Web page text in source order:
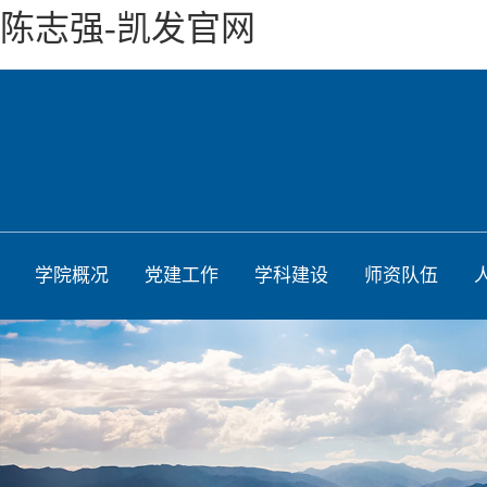
陈志强-凯发官网
学院概况 党建工作 学科建设 师资队伍